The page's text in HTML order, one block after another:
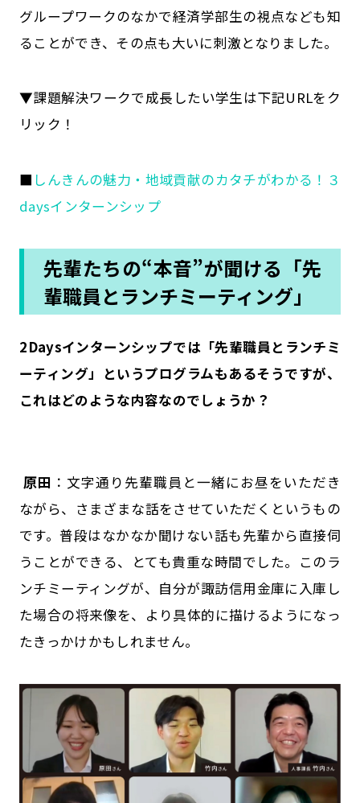
グループワークのなかで経済学部生の視点なども知
ることができ、その点も大いに刺激となりました。
▼課題解決ワークで成長したい学生は下記URLをク
リック！
■ しんきんの魅力・地域貢献のカタチがわかる！３
daysインターンシップ
先輩たちの“本音”が聞ける「先
輩職員とランチミーティング」
――2Daysインターンシップでは「先輩職員とランチミ
ーティング」というプログラムもあるそうですが、
これはどのような内容なのでしょうか？
原田 ：文字通り先輩職員と一緒にお昼をいただき
ながら、さまざまな話をさせていただくというもの
です。普段はなかなか聞けない話も先輩から直接伺
うことができる、とても貴重な時間でした。このラ
ンチミーティングが、自分が諏訪信用金庫に入庫し
た場合の将来像を、より具体的に描けるようになっ
たきっかけかもしれません。